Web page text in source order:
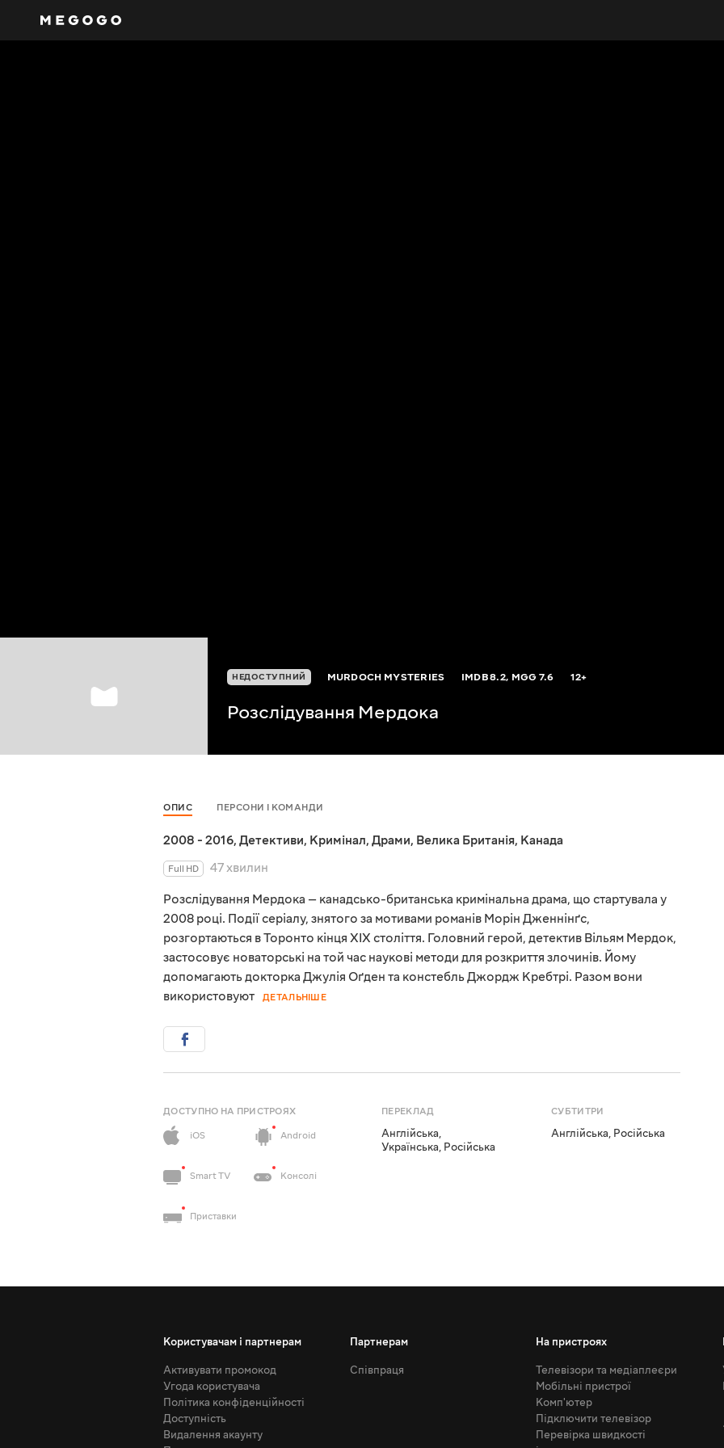
НЕДОСТУПНИЙ MURDOCH MYSTERIES IMDB8.2, MGG7.6 12+
Розслідування Мердока
ОПИС ПЕРСОНИ І КОМАНДИ
2008 - 2016, Детективи, Кримінал, Драми, Велика Британія, Канада
Full HD
47 хвилин
Розслідування Мердока — канадсько-британська кримінальна драма, що стартувала у
2008 році. Події серіалу, знятого за мотивами романів Морін Дженнінґс,
розгортаються в Торонто кінця XIX століття. Головний герой, детектив Вільям Мердок,
застосовує новаторські на той час наукові методи для розкриття злочинів. Йому
допомагають докторка Джулія Оґден та констебль Джордж Кребтрі. Разом вони
використовуют
ДЕТАЛЬНІШЕ
ДОСТУПНО НА ПРИСТРОЯХ
iOS
Android
Smart TV Консолі
Приставки
ПЕРЕКЛАД
Англійська,
Українська, Російська
СУБТИТРИ
Англійська, Російська
Користувачам і партнерам
Активувати промокод
Угода користувача
Політика конфіденційності
Доступність
Видалення акаунту
Партнерам
Співпраця
На пристроях
Телевізори та медіаплеєри
Мобільні пристрої
Комп'ютер
Підключити телевізор
Перевірка швидкості